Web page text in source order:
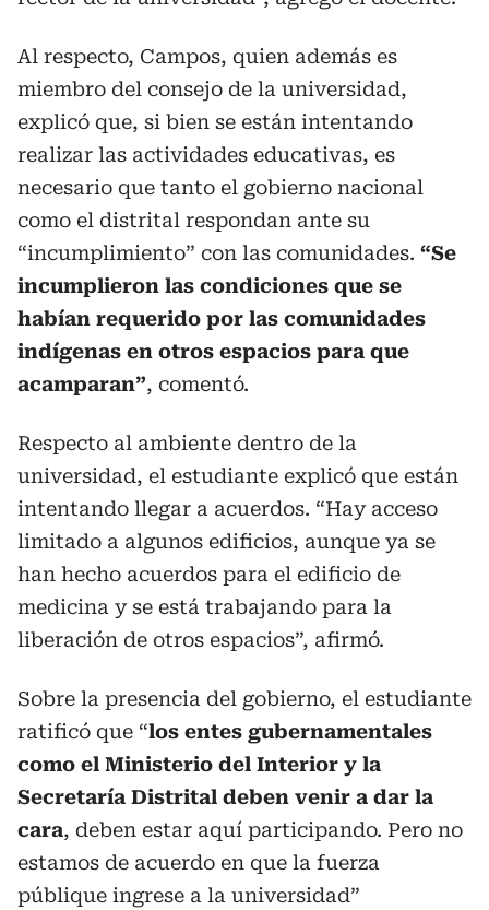
Al respecto, Campos, quien además es
miembro del consejo de la universidad,
explicó que, si bien se están intentando
realizar las actividades educativas, es
necesario que tanto el gobierno nacional
como el distrital respondan ante su
“incumplimiento” con las comunidades. “Se
incumplieron las condiciones que se
habían requerido por las comunidades
indígenas en otros espacios para que
acamparan”, comentó.
Respecto al ambiente dentro de la
universidad, el estudiante explicó que están
intentando llegar a acuerdos. “Hay acceso
limitado a algunos edificios, aunque ya se
han hecho acuerdos para el edificio de
medicina y se está trabajando para la
liberación de otros espacios”, afirmó.
Sobre la presencia del gobierno, el estudiante
ratificó que “los entes gubernamentales
como el Ministerio del Interior y la
Secretaría Distrital deben venir a dar la
cara, deben estar aquí participando. Pero no
estamos de acuerdo en que la fuerza
públique ingrese a la universidad”